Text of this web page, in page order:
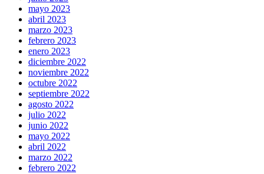
mayo 2023
abril 2023
marzo 2023
febrero 2023
enero 2023
diciembre 2022
noviembre 2022
octubre 2022
septiembre 2022
agosto 2022
julio 2022
junio 2022
mayo 2022
abril 2022
marzo 2022
febrero 2022